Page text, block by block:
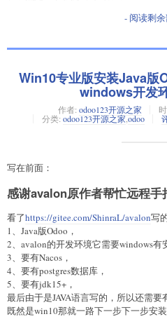
- 阅读剩
Win10专业版安装Java版
windows开发
作者: odoo123开源之家
分类: odoo123开源之家 odoo
写在前面：
感谢avalon原作者帮忙远程手
看了https://gitee.com/ShinraL/avalon写
1、Java版Odoo，
2、avalon的开发环境它需要windows有
3、要有Nacos，
4、要有postgres数据库，
5、要有jdk15+，
最后由于是JAVA语言写的，所以还需要
既然是win10那就一路下一步下一步安装